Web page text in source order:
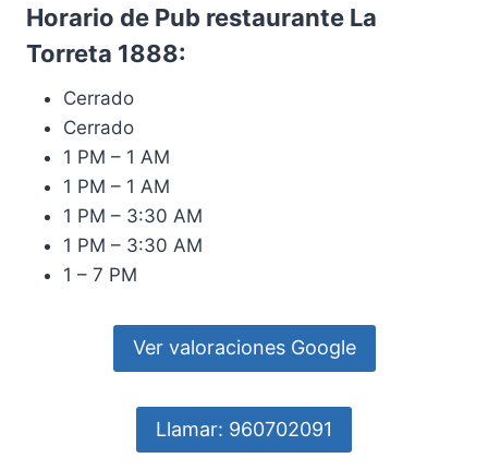
Horario de Pub restaurante La
Torreta 1888:
Cerrado
Cerrado
1 PM – 1 AM
1 PM – 1 AM
1 PM – 3:30 AM
1 PM – 3:30 AM
1 – 7 PM
Ver valoraciones Google
Llamar: 960702091